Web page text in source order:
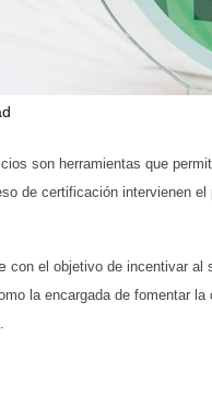
son herramientas que
de certificación intervienen
con el objetivo de incentivar al
la encargada de fomentar